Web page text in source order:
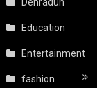
Education
Entertainment
fashion